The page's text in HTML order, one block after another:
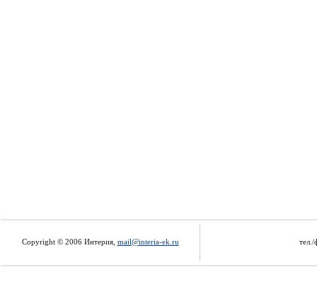
Copyright © 2006 Интерия, mail@interia-ek.ru